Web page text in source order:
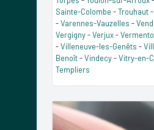
Sainte-Colombe -Trouhaut-
-Varennes-Vauzelles -
Vergigny-Verjux-
-Villeneuve-les-Genêts -
Benoît-Vindecy-Vitry-en-
Templiers